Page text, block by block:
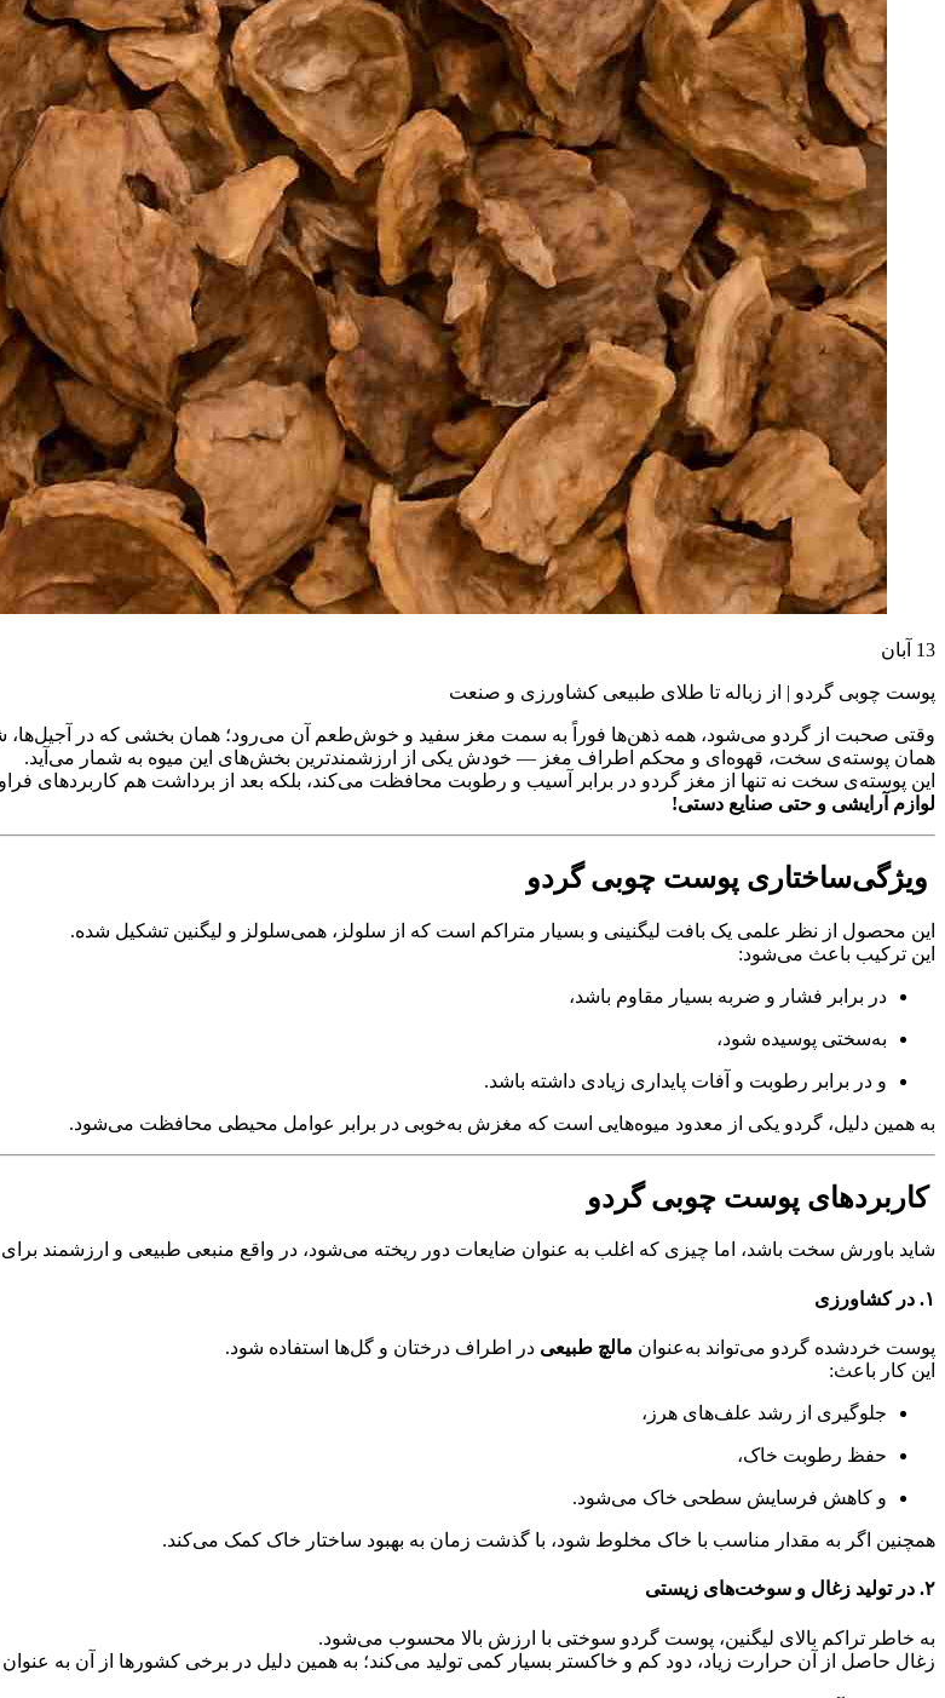
13 آبان
پوست چوبی گردو | از زباله تا طلای طبیعی کشاورزی و صنعت
وقتی صحبت از گردو می‌شود، همه ذهن‌ها فوراً به سمت مغز سفید و خوش‌طعم آن می‌رود؛ همان بخشی که در آجیل‌ها،
همان پوسته‌ی سخت، قهوه‌ای و محکم اطراف مغز — خودش یکی از ارزشمندترین بخش‌های این میوه به شمار می‌آید.
این پوسته‌ی سخت نه تنها از مغز گردو در برابر آسیب و رطوبت محافظت می‌کند، بلکه بعد از برداشت هم کاربردهای
لوازم آرایشی و حتی صنایع دستی!
ویژگی‌ساختاری پوست چوبی گردو
این محصول از نظر علمی یک بافت لیگنینی و بسیار متراکم است که از سلولز، همی‌سلولز و لیگنین تشکیل شده.
این ترکیب باعث می‌شود:
در برابر فشار و ضربه بسیار مقاوم باشد،
به‌سختی پوسیده شود،
و در برابر رطوبت و آفات پایداری زیادی داشته باشد.
به همین دلیل، گردو یکی از معدود میوه‌هایی است که مغزش به‌خوبی در برابر عوامل محیطی محافظت می‌شود.
کاربردهای پوست چوبی گردو
شاید باورش سخت باشد، اما چیزی که اغلب به عنوان ضایعات دور ریخته می‌شود، در واقع منبعی طبیعی و ارزشمند برای
۱. در کشاورزی
پوست خردشده گردو می‌تواند به‌عنوان مالچ طبیعی در اطراف درختان و گل‌ها استفاده شود.
این کار باعث:
جلوگیری از رشد علف‌های هرز،
حفظ رطوبت خاک،
و کاهش فرسایش سطحی خاک می‌شود.
همچنین اگر به مقدار مناسب با خاک مخلوط شود، با گذشت زمان به بهبود ساختار خاک کمک می‌کند.
۲. در تولید زغال و سوخت‌های زیستی
به خاطر تراکم بالای لیگنین، پوست گردو سوختی با ارزش بالا محسوب می‌شود.
زغال حاصل از آن حرارت زیاد، دود کم و خاکستر بسیار کمی تولید می‌کند؛ به همین دلیل در برخی کشورها از آن به عنوان